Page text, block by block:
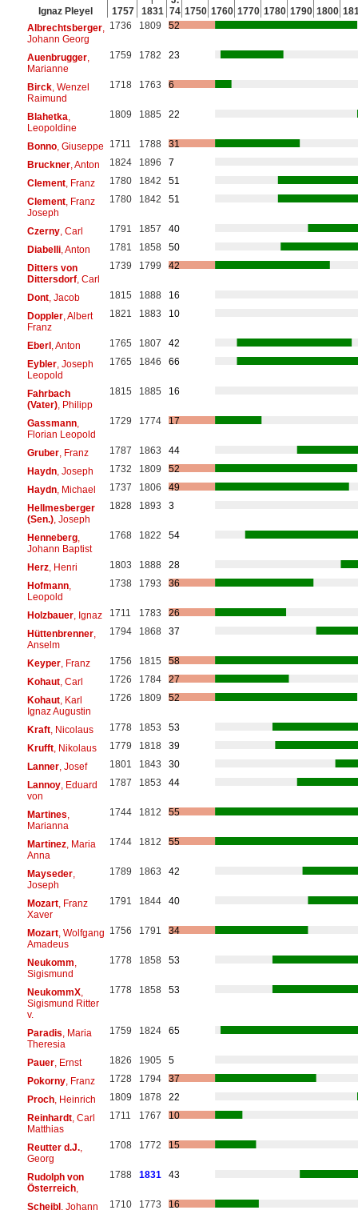
Ignaz Pleyel
1757
1831 74 1750 1760 1770 1780 1790 1800
Albrechtsberger,
Johann Georg
1736 1809 52
Auenbrugger,
Marianne
1759 1782 23
Birck, Wenzel
Raimund
1718 1763 6
Blahetka
Leopoldine
1809 1885 22
Bonno, Giuseppe 1711 1788
31
Bruckner, Anton 1824 1896
7
Clement, Franz 1780 1842
51
Clement, Franz
Joseph
1780 1842 51
Czerny, Carl 1791 1857
40
Diabelli, Anton 1781 1858
50
Ditters von
Dittersdorf, Carl
1739 1799 42
Dont, Jacob 1815 1888
16
Doppler, Albert
Franz
1821 1883 10
Eberl, Anton 1765 1807
42
Eybler, Joseph
Leopold
1765 1846 66
Fahrbach
(Vater), Philipp
1815 1885 16
Gassmann,
Florian Leopold
1729 1774 17
Gruber, Franz 1787 1863
44
Haydn, Joseph 1732 1809
52
Haydn, Michael 1737 1806
49
Hellmesberger
(Sen.), Joseph
1828 1893 3
Henneberg,
Johann Baptist
1768 1822 54
Herz, Henri 1803 1888
28
Hofmann,
Leopold
1738 1793 36
Holzbauer, Ignaz 1711 1783
26
Hüttenbrenner,
Anselm
1794 1868 37
Keyper, Franz 1756 1815
58
Kohaut, Carl 1726 1784
27
Kohaut, Karl
Ignaz Augustin
1726 1809 52
Kraft, Nicolaus 1778 1853
53
Krufft, Nikolaus 1779 1818
39
Lanner, Josef 1801 1843
30
Lannoy, Eduard
von
1787 1853 44
Martines
Marianna
1744 1812 55
Martinez, Maria
Anna
1744 1812 55
Mayseder,
Joseph
1789 1863 42
Mozart, Franz
Xaver
1791 1844 40
Mozart, Wolfgang
Amadeus
1756 1791 34
Neukomm
Sigismund
1778 1858 53
NeukommX,
Sigismund Ritter
v.
1778 1858 53
Paradis , Maria
Theresia
1759 1824 65
Pauer, Ernst 1826 1905
5
Pokorny, Franz 1728 1794
37
Proch, Heinrich 1809 1878
22
Reinhardt, Carl
Matthias
1711 1767 10
Reutter d.J.,
Georg
1708 1772 15
Rudolph von
Österreich,
1788 1831 43
Scheibl, Johann 1710 1773 16